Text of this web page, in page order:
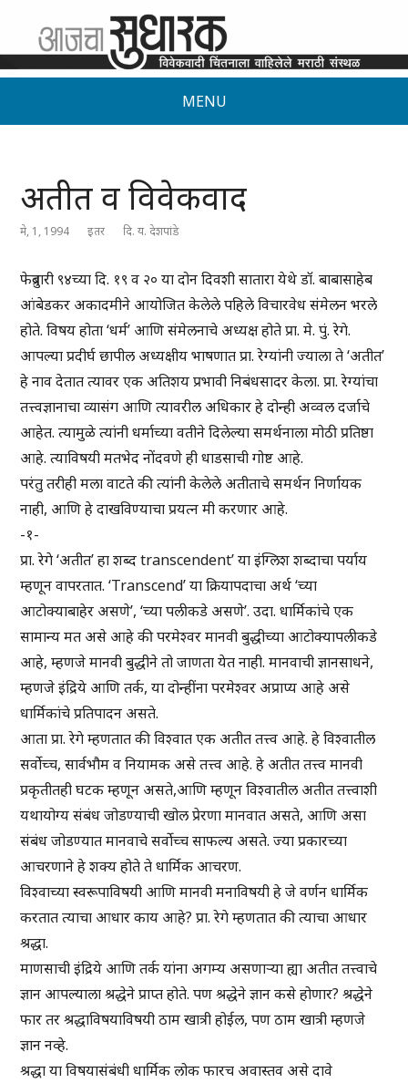
MENU
अतीत व विवेकवाद
मे, 1, 1994 इतर दि. य. देशपांडे
फेब्रुवारी ९४च्या दि. १९ व २० या दोन दिवशी सातारा येथे डॉ. बाबासाहेब
आंबेडकर अकादमीने आयोजित केलेले पहिले विचारवेध संमेलन भरले
होते. विषय होता ‘धर्म’ आणि संमेलनाचे अध्यक्ष होते प्रा. मे. पुं. रेगे.
आपल्या प्रदीर्घ छापील अध्यक्षीय भाषणात प्रा. रेग्यांनी ज्याला ते ‘अतीत’
हे नाव देतात त्यावर एक अतिशय प्रभावी निबंधसादर केला. प्रा. रेग्यांचा
तत्त्वज्ञानाचा व्यासंग आणि त्यावरील अधिकार हे दोन्ही अव्वल दर्जाचे
आहेत. त्यामुळे त्यांनी धर्माच्या वतीने दिलेल्या समर्थनाला मोठी प्रतिष्ठा
आहे. त्याविषयी मतभेद नोंदवणे ही धाडसाची गोष्ट आहे.
परंतु तरीही मला वाटते की त्यांनी केलेले अतीताचे समर्थन निर्णायक
नाही, आणि हे दाखविण्याचा प्रयत्न मी करणार आहे.
-१-
प्रा. रेगे ‘अतीत’ हा शब्द transcendent’ या इंग्लिश शब्दाचा पर्याय
म्हणून वापरतात. ‘Transcend’ या क्रियापदाचा अर्थ ‘च्या
आटोक्याबाहेर असणे’, ‘च्या पलीकडे असणे’. उदा. धार्मिकांचे एक
सामान्य मत असे आहे की परमेश्वर मानवी बुद्धीच्या आटोक्यापलीकडे
आहे, म्हणजे मानवी बुद्धीने तो जाणता येत नाही. मानवाची ज्ञानसाधने,
म्हणजे इंद्रिये आणि तर्क, या दोन्हींना परमेश्वर अप्राप्य आहे असे
धार्मिकांचे प्रतिपादन असते.
आता प्रा. रेगे म्हणतात की विश्वात एक अतीत तत्त्व आहे. हे विश्वातील
सर्वोच्च, सार्वभौम व नियामक असे तत्त्व आहे. हे अतीत तत्त्व मानवी
प्रकृतीतही घटक म्हणून असते,आणि म्हणून विश्वातील अतीत तत्त्वाशी
यथायोग्य संबंध जोडण्याची खोल प्रेरणा मानवात असते, आणि असा
संबंध जोडण्यात मानवाचे सर्वोच्च साफल्य असते. ज्या प्रकारच्या
आचरणाने हे शक्य होते ते धार्मिक आचरण.
विश्वाच्या स्वरूपाविषयी आणि मानवी मनाविषयी हे जे वर्णन धार्मिक
करतात त्याचा आधार काय आहे? प्रा. रेगे म्हणतात की त्याचा आधार
श्रद्धा.
माणसाची इंद्रिये आणि तर्क यांना अगम्य असणार्‍या ह्या अतीत तत्त्वाचे
ज्ञान आपल्याला श्रद्धेने प्राप्त होते. पण श्रद्धेने ज्ञान कसे होणार? श्रद्धेने
फार तर श्रद्धाविषयाविषयी ठाम खात्री होईल, पण ठाम खात्री म्हणजे
ज्ञान नव्हे.
श्रद्धा या विषयासंबंधी धार्मिक लोक फारच अवास्तव असे दावे